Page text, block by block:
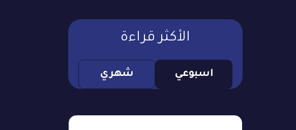
الأكثر قراءة
اسبوعي شهري